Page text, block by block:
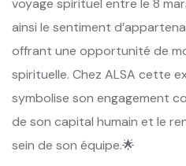
voyage spirituel entre le 8
ainsi le sentiment
offrant une opportunité de
spirituelle. Chez ALSA cette
symbolise son engagement
de son capital humain et le
sein de son équipe.🌟